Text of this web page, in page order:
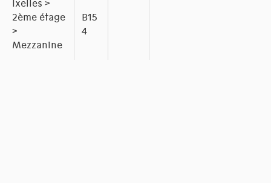
Ixelles >
2ème étage
>
Mezzanine
B15
4